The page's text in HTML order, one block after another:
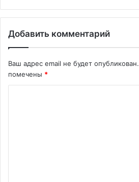
Добавить комментарий
Ваш адрес email не будет опубликован.
помечены *